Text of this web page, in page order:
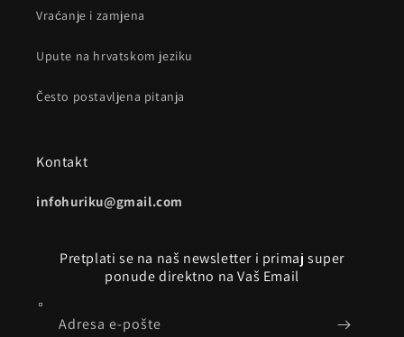
Vraćanje i zamjena
Upute na hrvatskom jeziku
Često postavljena pitanja
Kontakt
infohuriku@gmail.com
Pretplati se na naš newsletter i primaj super
ponude direktno na Vaš Email
Adresa e-pošte